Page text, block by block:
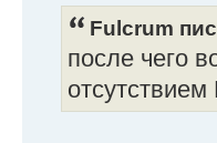
Fulcrum
после чего
отсутствием